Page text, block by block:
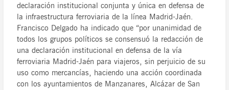
declaración institucional conjunta y única en defensa de
la infraestructura ferroviaria de la línea Madrid-Jaén.
Francisco Delgado ha indicado que “por unanimidad de
todos los grupos políticos se consensuó la redacción de
una declaración institucional en defensa de la vía
ferroviaria Madrid-Jaén para viajeros, sin perjuicio de su
uso como mercancías, haciendo una acción coordinada
con los ayuntamientos de Manzanares, Alcázar de San